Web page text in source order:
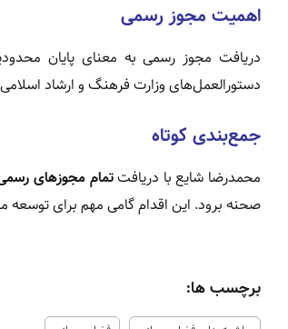
اهمیت مجوز رسمی
دریافت مجوز رسمی به معنای پایان
دستورالعمل‌های وزارت فرهنگ و ارشاد
جمع‌بندی کوتاه
محمدرضا شایع با دریافتتمام مجوزهای
صحنه برود. این اقدام گامی مهم برای
برچسب ها: